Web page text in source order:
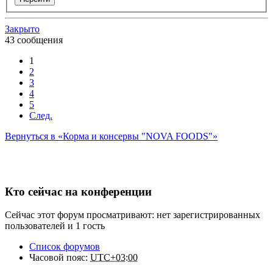
Закрыто
43 сообщения
1
2
3
4
5
След.
Вернуться в «Корма и консервы "NOVA FOODS"»
Кто сейчас на конференции
Сейчас этот форум просматривают: нет зарегистрированных
пользователей и 1 гость
Список форумов
Часовой пояс: UTC+03:00